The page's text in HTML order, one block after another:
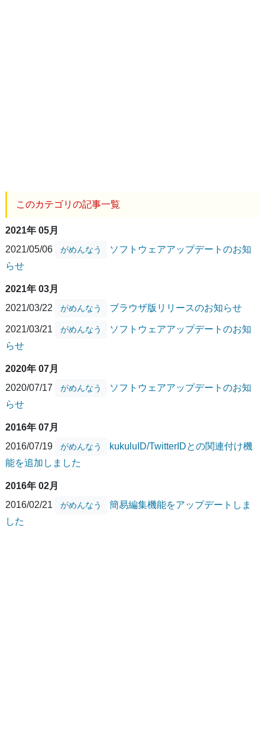
このカテゴリの記事一覧
2021年 05月
2021/05/06
がめんなう
ソフトウェアアップデートのお知
らせ
2021年 03月
2021/03/22
がめんなう ブラウザ版リリースのお知らせ
2021/03/21 がめんなう
ソフトウェアアップデートのお知
らせ
2020年 07月
2020/07/17
がめんなう
ソフトウェアアップデートのお知
らせ
2016年 07月
2016/07/19
がめんなう
kukuluID/TwitterIDとの関連付け機
能を追加しました
2016年 02月
2016/02/21
がめんなう
簡易編集機能をアップデートしま
した